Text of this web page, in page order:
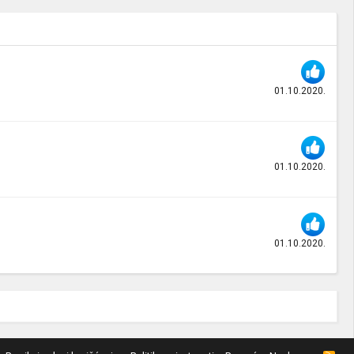
01.10.2020.
01.10.2020.
01.10.2020.